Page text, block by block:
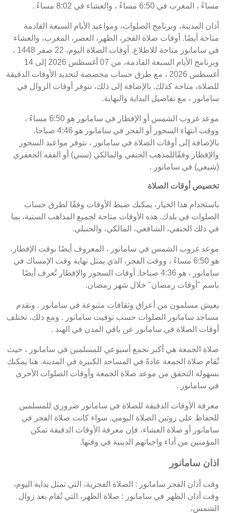
مساءً ، المغرب في 6:50 مساءً ، والعشاء في 8:02 مساءً .
أذان المدينة، وبرنامج الصلوات، ومواعيد الأيام السبعة القادمة
متاحة أيضًا. أوقات صلاة الفجر، الظهر، العصر، المغرب، والعشاء
في سامانور متاحة للاطلاع. أوقات الصلاة اليوم، 22 صفر 1448 ،
وبرنامج الأيام السبعة القادمة، من 07 أغسطس 2026 إلى 14
أغسطس 2026 ، مع طرق حساب مخصصة لتحديد الأوقات الدقيقة
للصلاة، متاحة كذلك. بالإضافة إلى ذلك، نتوفر أوقات الزوال في
سامانور ، مع تفاصيل البداية والنهاية.
موعد غروب الشمس أو الإفطار في سامانور هو 6:50 مساءً ،
ووقت انتهاء السحور أو الفجر في سامانور هو 4:46 صباحا.
بالإضافة إلى أوقات الصلاة في سامانور ، نتوفر مواعيد السحور
والإفطار وفقًاللمذهب الحنفي والمالكي (سني) أو الفقه الجعفري
(شيعي) في سامانور .
تخصيص أوقات الصلاة
باستخدام هذا الخيار، يمكنك ضبط الأوقات وفقًا لطرق حساب
الصلوات في بلدك. هذه الأوقات متاحة لجميع المذاهب السنية، بما
في ذلك الحنفي، الشافعي، المالكي، والحنبلي.
موعد غروب الشمس في سامانور ، المعروف أيضًا بوقت الإفطار،
هو 6:50 مساءً ، ووقت الفجر، الذي يمثل نهاية وقت الإمساك في
سامانور ، هو 4:36 صباحا. أوقات السحور والإفطار تُعرف أيضًا
باسم "أوقات رمضان" خلال شهر رمضان.
يعيش مسلمون من أعراق وثقافات متنوعة في سامانور . وتقدم
مساجد سامانور الصلوات حسب توقيت سامانور . ومع ذلك، تختلف
أوقات الصلاة في سامانور عن باقي المدن في الهند .
صلاة الجمعة هي أكبر تجمع أسبوعي للمسلمين في سامانور ، حيث
تُقام صلاة الجمعة عادةً في المساجد الكبيرة في المدينة. هنا يمكنك
بسهولة التحقق من موعد صلاة الجمعة وأوقات الصلوات الأخرى
في سامانور .
معرفة الأوقات الدقيقة للصلاة في سامانور ضروري للمسلمين
للحفاظ على روتين الصلاة اليومي. سواء كانت صلاة الفجر في
سامانور أو صلاة العشاء، فإن معرفة الأوقات الدقيقة تمكن
المؤمنين من أداء واجباتهم الدينية في وقتها.
اذان سامانور
وقت أذان الفجر سامانور : الصلاة الفجرية، التي تمثل بداية اليوم،
وقت أذان الظهر في سامانور : صلاة الظهر، التي تُقام بعد زوال
الشمس،